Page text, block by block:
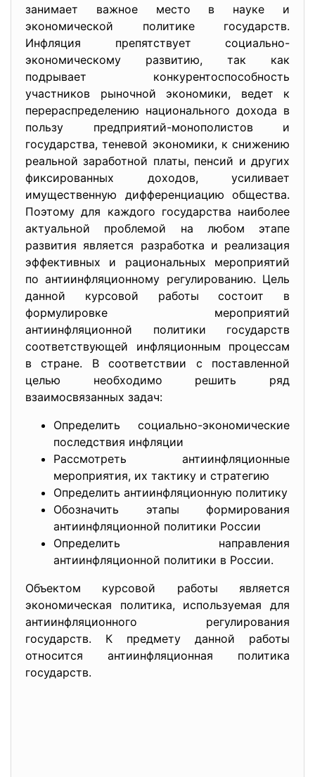
занимает важное место в науке и
экономической политике государств.
Инфляция препятствует социально-
экономическому развитию, так как
подрывает конкурентоспособность
участников рыночной экономики, ведет к
перераспределению национального дохода в
пользу предприятий-монополистов и
государства, теневой экономики, к снижению
реальной заработной платы, пенсий и других
фиксированных доходов, усиливает
имущественную дифференциацию общества.
Поэтому для каждого государства наиболее
актуальной проблемой на любом этапе
развития является разработка и реализация
эффективных и рациональных мероприятий
по антиинфляционному регулированию. Цель
данной курсовой работы состоит в
формулировке мероприятий
антиинфляционной политики государств
соответствующей инфляционным процессам
в стране. В соответствии с поставленной
целью необходимо решить ряд
взаимосвязанных задач:
Определить социально-экономические
последствия инфляции
Рассмотреть антиинфляционные
мероприятия, их тактику и стратегию
Определить антиинфляционную политику
Обозначить этапы формирования
антиинфляционной политики России
Определить направления
антиинфляционной политики в России.
Объектом курсовой работы является
экономическая политика, используемая для
антиинфляционного регулирования
государств. К предмету данной работы
относится антиинфляционная политика
государств.